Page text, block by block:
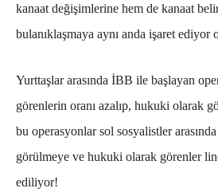
kanaat değişimlerine hem de kanaat
bulanıklaşmaya aynı anda işaret ediyor
Yurttaşlar arasında İBB ile başlayan
görenlerin oranı azalıp, hukuki olarak
bu operasyonlar sol sosyalistler
görülmeye ve hukuki olarak görenler
ediliyor!